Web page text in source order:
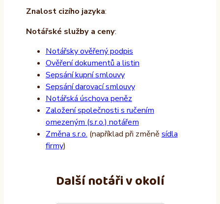
Znalost cizího jazyka:
Notářské služby a ceny:
Notářsky ověřený podpis
Ověření dokumentů a listin
Sepsání kupní smlouvy
Sepsání darovací smlouvy
Notářská úschova peněz
Založení společnosti s ručením
omezeným (s.r.o.) notářem
Změna s.r.o. (například při změně sídla
firmy)
Další notáři v okolí